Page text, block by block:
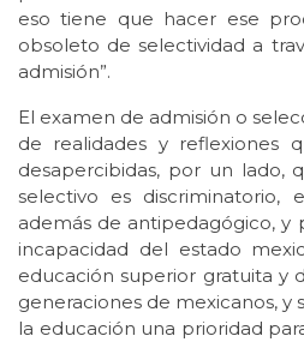
eso tiene que hacer ese
obsoleto de selectividad a
admisión”.
El examen de admisión o
de realidades y reflexiones
desapercibidas, por un lado,
selectivo es discriminatorio,
además de antipedagógico, y
incapacidad del estado
educación superior gratuita y
generaciones de mexicanos, y
la educación una prioridad